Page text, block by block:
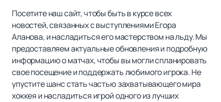
Посетите наш сайт, чтобы быть в курсе всех
новостей, связанных с выступлениями Егора
Аланова, и насладиться его мастерством на льду. Мы
предоставляем актуальные обновления и подробную
информацию о матчах, чтобы вы могли спланировать
свое посещение и поддержать любимого игрока. Не
упустите шанс стать частью захватывающего мира
хоккея и насладиться игрой одного из лучших